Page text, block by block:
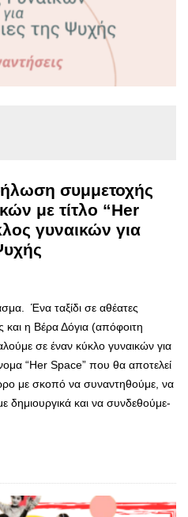
συμμετοχής
με τίτλο “Her
γυναικών για
Ένα ταξίδι σε αθέατες
η Βέρα Δόγια (απόφοιτη
σε έναν κύκλο γυναικών για
“Her Space” που θα αποτελεί
με σκοπό να συναντηθούμε, να
δημιουργικά και να συνδεθούμε-